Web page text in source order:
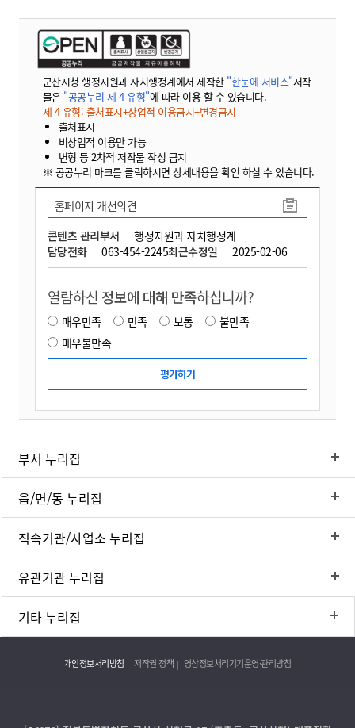
군산시청 행정지원과 자치행정계에서 제작한 "한눈에 서비스"저작
물은 "공공누리 제 4 유형"에 따라 이용 할 수 있습니다.
제 4 유형: 출처표시+상업적 이용금지+변경금지
출처표시
비상업적 이용만 가능
변형 등 2차적 저작물 작성 금지
※ 공공누리 마크를 클릭하시면 상세내용을 확인 하실 수 있습니다.
콘텐츠 관리부서
행정지원과 자치행정계
담당전화
063-454-2245최근수정일 2025-02-06
홈페이지 개선의견
열람하신 정보에 대해 만족하십니까?
매우만족 만족 보통
불만족
매우불만족
부서 누리집
읍/면/동 누리집
직속기관/사업소 누리집
유관기관 누리집
기타 누리집
개인정보처리방침 저작권 정책 영상정보처리기기운영·관리방침